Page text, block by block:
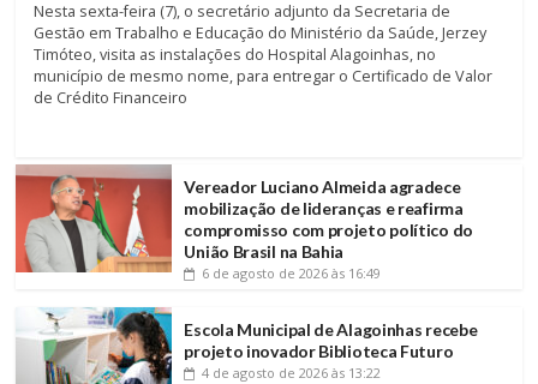
Nesta sexta-feira (7), o secretário adjunto da Secretaria de
Gestão em Trabalho e Educação do Ministério da Saúde, Jerzey
Timóteo, visita as instalações do Hospital Alagoinhas, no
município de mesmo nome, para entregar o Certificado de Valor
de Crédito Financeiro
Vereador Luciano Almeida agradece
mobilização de lideranças e reafirma
compromisso com projeto político do
União Brasil na Bahia
6 de agosto de 2026 às 16:49
Escola Municipal de Alagoinhas recebe
projeto inovador Biblioteca Futuro
4 de agosto de 2026 às 13:22